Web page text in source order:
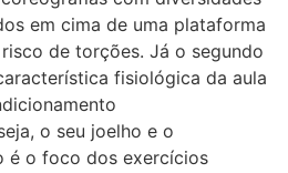
em cima de uma plataforma
de torções. Já o segundo
fisiológica da aula
o seu joelho e o
é o foco dos exercícios